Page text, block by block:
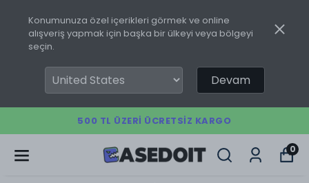
Konumunuza özel içerikleri görmek ve online
alışveriş yapmak için başka bir ülkeyi veya bölgeyi
seçin.
Devam
500 TL ÜZERI ÜCRETSIZ KARGO
0